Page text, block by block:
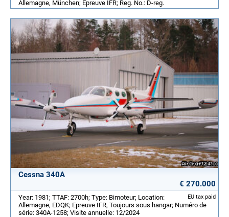
Allemagne, München; Epreuve IFR; Reg. No.: D-reg.
Cessna 340A
€ 270.000
EU tax paid
Year: 1981; TTAF: 2700h; Type: Bimoteur; Location:
Allemagne, EDQK; Epreuve IFR, Toujours sous hangar; Numéro de
série: 340A-1258; Visite annuelle: 12/2024